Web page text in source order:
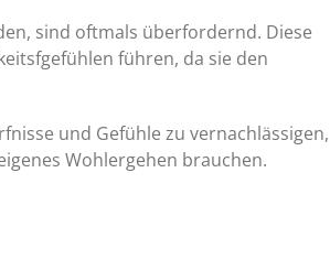
sind oftmals überfordernd. Diese
führen, da sie den
und Gefühle zu vernachlässigen,
Wohlergehen brauchen.